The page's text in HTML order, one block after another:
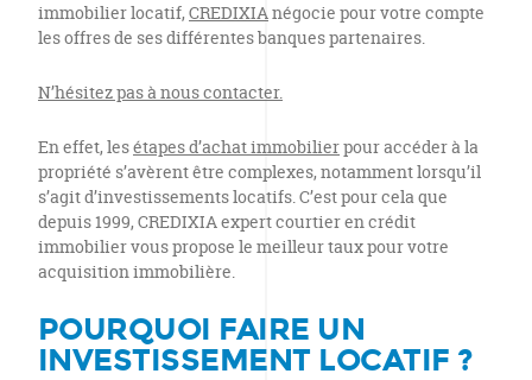
immobilier locatif, CREDIXIAnégocie pour votre compte
les offres de ses différentes banques partenaires.
N’hésitez pas à nous contacter.
En effet, lesétapes d’achat immobilierpour accéder à la
propriété s’avèrent être complexes, notamment lorsqu’il
s’agit d’investissements locatifs. C’est pour cela que
depuis 1999, CREDIXIA expert courtier en crédit
immobilier vous propose le meilleur taux pour votre
acquisition immobilière.
POURQUOI FAIRE UN
INVESTISSEMENT LOCATIF ?